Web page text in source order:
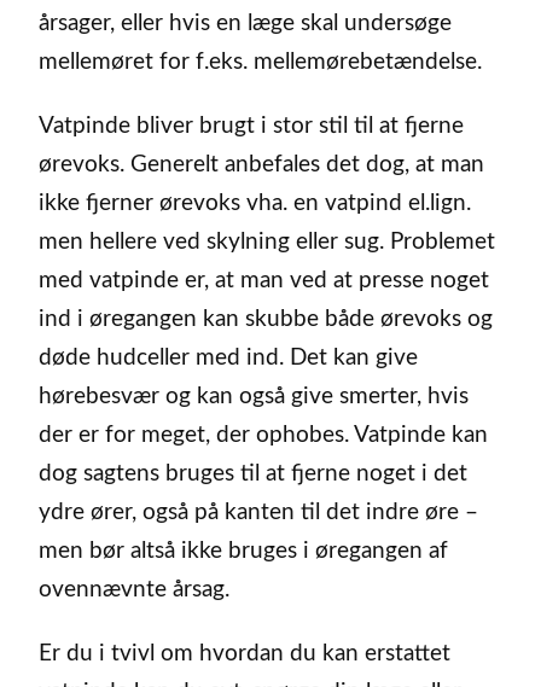
årsager, eller hvis en læge skal undersøge
mellemøret for f.eks. mellemørebetændelse.
Vatpinde bliver brugt i stor stil til at fjerne
ørevoks. Generelt anbefales det dog, at man
ikke fjerner ørevoks vha. en vatpind el.lign.
men hellere ved skylning eller sug. Problemet
med vatpinde er, at man ved at presse noget
ind i øregangen kan skubbe både ørevoks og
døde hudceller med ind. Det kan give
hørebesvær og kan også give smerter, hvis
der er for meget, der ophobes. Vatpinde kan
dog sagtens bruges til at fjerne noget i det
ydre ører, også på kanten til det indre øre –
men bør altså ikke bruges i øregangen af
ovennævnte årsag.
Er du i tvivl om hvordan du kan erstattet